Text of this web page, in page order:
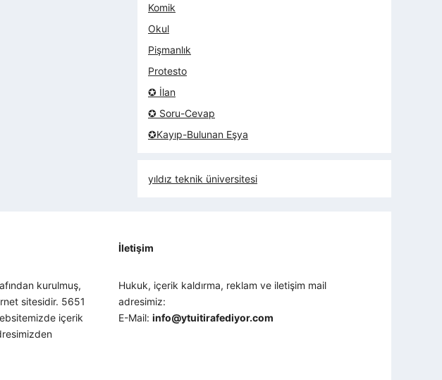
Komik
Okul
Pişmanlık
Protesto
✪ İlan
✪ Soru-Cevap
✪Kayıp-Bulunan Eşya
yıldız teknik üniversitesi
kurulmuş,
sitesidir. 5651
içerik
İletişim
Hukuk, içerik kaldırma, reklam ve iletişim mail
adresimiz:
E-Mail:info@ytuitirafediyor.com